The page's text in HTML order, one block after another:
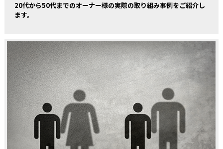
20代から50代までのオーナー様の実際の取り組み事例をご紹介し
ます。